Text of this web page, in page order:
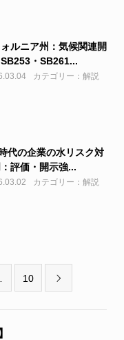
ルニア州：気候関連開
・SB261...
カテゴリー：解説
代の企業の水リスク対
評価・開示強...
カテゴリー：解説
10 